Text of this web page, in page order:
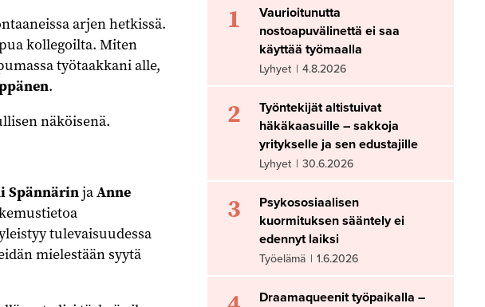
arjen hetkissä.
kollegoilta. Miten
työtaakkani alle,
.
SpännärinjaAnne
tulevaisuudessa
mielestään syytä
1
Vaurioitunutta
nostoapuvälinettä ei saa
käyttää työmaalla
Lyhyet | 4.8.2026
2
Työntekijät altistuivat
häkäkaasuille – sakkoja
yritykselle ja sen edustajille
Lyhyet | 30.6.2026
3
Psykososiaalisen
kuormituksen sääntely ei
edennyt laiksi
Työelämä | 1.6.2026
Draamaqueenit työpaikalla –